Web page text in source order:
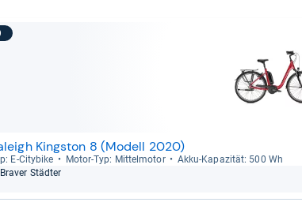
Kingston 8 (Modell 2020)
E-​City­bike Motor-​Typ: Mit­tel­mo­tor
Akku-​Kapa­zi­tät: 500 Wh
Bra­ver Städ­ter